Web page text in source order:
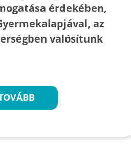
érdekében,
az
valósítunk